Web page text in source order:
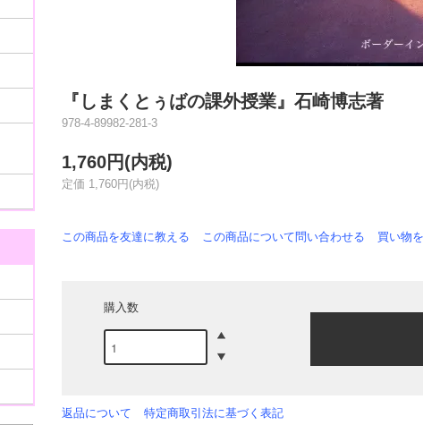
『しまくとぅばの課外授業』石崎博志著
978-4-89982-281-3
1,760円(内税)
定価 1,760円(内税)
この商品を友達に教える この商品について問い合わせる 買い物
購入数
返品について 特定商取引法に基づく表記